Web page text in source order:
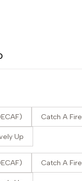
Catch A Fire
Up
Catch A Fire